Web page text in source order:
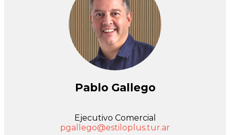
Pablo Gallego
Ejecutivo Comercial
pgallego@estiloplus.tur.ar